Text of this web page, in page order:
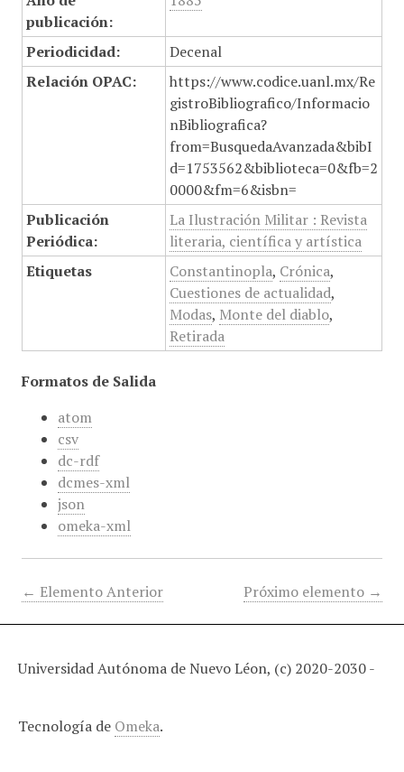
publicación:
Periodicidad:
Decenal
Relación OPAC:
https://www.codice.uanl.mx/Re
gistroBibliografico/Informacio
nBibliografica?
from=BusquedaAvanzada&bibI
d=1753562&biblioteca=0&fb=2
0000&fm=6&isbn=
Publicación
Periódica:
La Ilustración Militar : Revista
literaria, científica y artística
Etiquetas
Constantinopla, Crónica,
Cuestiones de actualidad,
Modas, Monte del diablo,
Retirada
Formatos de Salida
atom
csv
dc-rdf
dcmes-xml
json
omeka-xml
← Elemento Anterior Próximo elemento →
Universidad Autónoma de Nuevo Léon, (c) 2020-2030 -
Tecnología de Omeka.